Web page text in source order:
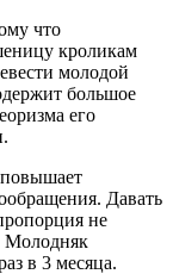
что
кроликам
молодой
большое
его
Давать
не
Молодняк
в 3 месяца.